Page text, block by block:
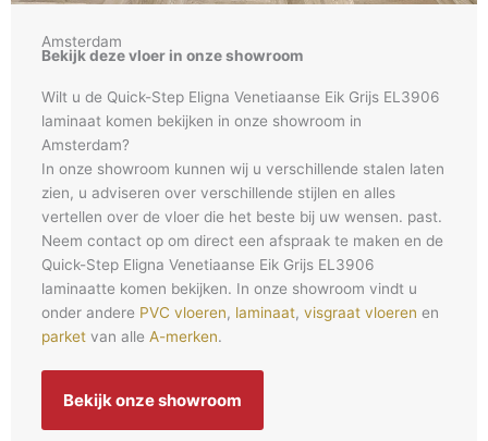
Amsterdam
Bekijk deze vloer in onze showroom
Wilt u de Quick-Step Eligna Venetiaanse Eik Grijs EL3906
laminaat komen bekijken in onze showroom in
Amsterdam?
In onze showroom kunnen wij u verschillende stalen laten
zien, u adviseren over verschillende stijlen en alles
vertellen over de vloer die het beste bij uw wensen. past.
Neem contact op om direct een afspraak te maken en de
Quick-Step Eligna Venetiaanse Eik Grijs EL3906
laminaatte komen bekijken. In onze showroom vindt u
onder andere PVC vloeren, laminaat, visgraat vloeren en
parket van alle A-merken.
Bekijk onze showroom